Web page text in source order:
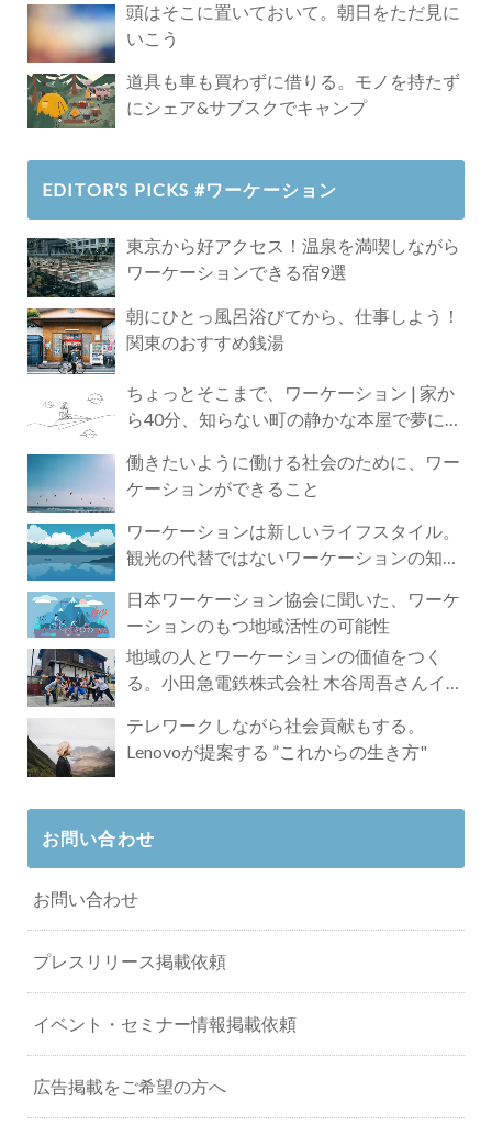
頭はそこに置いておいて。朝日をただ見に
いこう
道具も車も買わずに借りる。モノを持たず
にシェア&サブスクでキャンプ
EDITOR’S PICKS #ワーケーション
東京から好アクセス！温泉を満喫しながら
ワーケーションできる宿9選
朝にひとっ風呂浴びてから、仕事しよう！
関東のおすすめ銭湯
ちょっとそこまで、ワーケーション | 家か
ら40分、知らない町の静かな本屋で夢に近
働きたいように働ける社会のために、ワー
ケーションができること
ワーケーションは新しいライフスタイル。
観光の代替ではないワーケーションの知ら
日本ワーケーション協会に聞いた、ワーケ
ーションのもつ地域活性の可能性
地域の人とワーケーションの価値をつく
る。小田急電鉄株式会社 木谷周吾さんイン
テレワークしながら社会貢献もする。
Lenovoが提案する ”これからの生き方"
お問い合わせ
お問い合わせ
プレスリリース掲載依頼
イベント・セミナー情報掲載依頼
広告掲載をご希望の方へ